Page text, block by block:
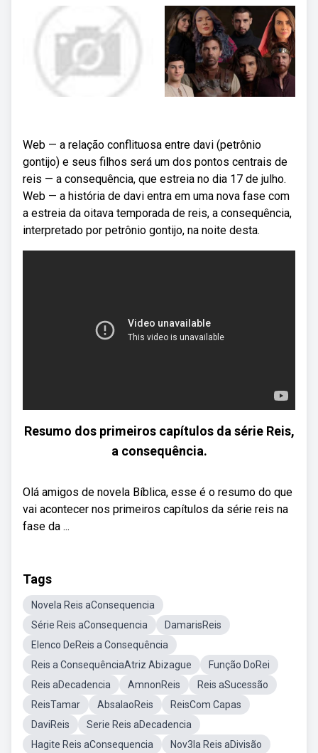
Web — a relação conflituosa entre davi (petrônio
gontijo) e seus filhos será um dos pontos centrais de
reis — a consequência, que estreia no dia 17 de julho.
Web — a história de davi entra em uma nova fase com
a estreia da oitava temporada de reis, a consequência,
interpretado por petrônio gontijo, na noite desta.
Resumo dos primeiros capítulos da série Reis,
a consequência.
Olá amigos de novela Bíblica, esse é o resumo do que
vai acontecer nos primeiros capítulos da série reis na
fase da ...
Tags
Novela Reis aConsequencia
Série Reis aConsequencia
DamarisReis
Elenco DeReis a Consequência
Reis a ConsequênciaAtriz Abizague
Função DoRei
Reis aDecadencia
AmnonReis
Reis aSucessão
ReisTamar
AbsalaoReis
ReisCom Capas
DaviReis
Serie Reis aDecadencia
Hagite Reis aConsequencia
Nov3la Reis aDivisão